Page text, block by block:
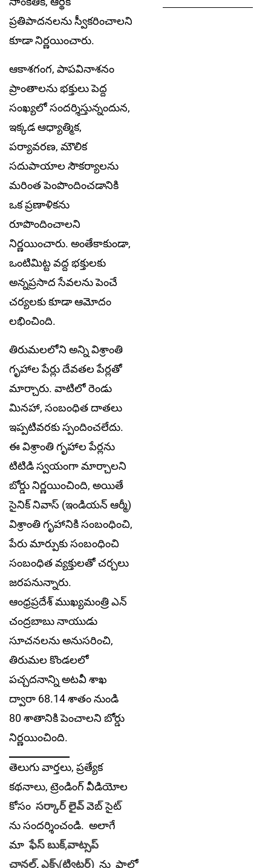
ప్రతిపాదనలను స్వీకరించాలని
కూడా నిర్ణయించారు.
ఆకాశగంగ, పాపవినాశనం
ప్రాంతాలను భక్తులు పెద్ద
సంఖ్యలో సందర్శిస్తున్నందున,
ఇక్కడ ఆధ్యాత్మిక,
పర్యావరణ, మౌలిక
సదుపాయాల సౌకర్యాలను
మరింత పెంపొందించడానికి
ఒక ప్రణాళికను
రూపొందించాలని
నిర్ణయించారు. అంతేకాకుండా,
ఒంటిమిట్ట వద్ద భక్తులకు
అన్నప్రసాద సేవలను పెంచే
చర్యలకు కూడా ఆమోదం
లభించింది.
తిరుమలలోని అన్ని విశ్రాంతి
గృహాల పేర్లు దేవతల పేర్లతో
మార్చారు. వాటిలో రెండు
మినహా, సంబంధిత దాతలు
ఇప్పటివరకు స్పందించలేదు.
ఈ విశ్రాంతి గృహాల పేర్లను
టిటిడి స్వయంగా మార్చాలని
బోర్డు నిర్ణయించింది, అయితే
సైనిక్ నివాస్ (ఇండియన్ ఆర్మీ)
విశ్రాంతి గృహానికి సంబంధించి,
పేరు మార్పుకు సంబంధించి
సంబంధిత వ్యక్తులతో చర్చలు
జరపనున్నారు.
ఆంధ్రప్రదేశ్ ముఖ్యమంత్రి ఎన్
చంద్రబాబు నాయుడు
సూచనలను అనుసరించి,
తిరుమల కొండలలో
పచ్చదనాన్ని అటవీ శాఖ
ద్వారా 68.14 శాతం నుండి
80 శాతానికి పెంచాలని బోర్డు
నిర్ణయించింది.
తెలుగు వార్తలు, ప్రత్యేక
కథనాలు, ట్రెండింగ్ వీడియోల
కోసం సర్కార్ లైవ్వెబ్ సైట్
ను సందర్శించండి. అలాగే
మాఫేస్ బుక్,వాట్సప్
చానల్,ఎక్స్(ట్విట్టర్) ను ఫాలో